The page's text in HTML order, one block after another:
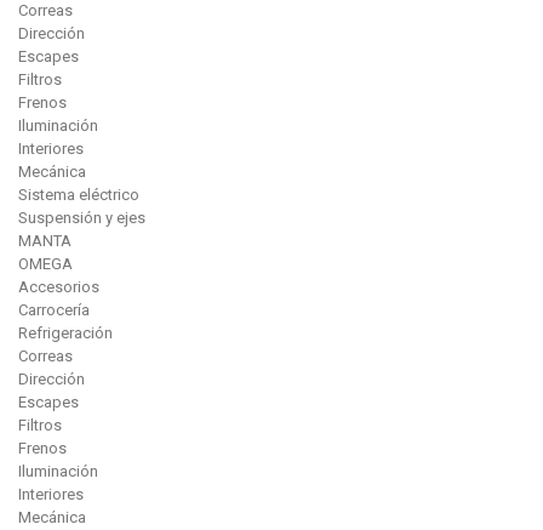
Correas
Dirección
Escapes
Filtros
Frenos
Iluminación
Interiores
Mecánica
Sistema eléctrico
Suspensión y ejes
MANTA
OMEGA
Accesorios
Carrocería
Refrigeración
Correas
Dirección
Escapes
Filtros
Frenos
Iluminación
Interiores
Mecánica